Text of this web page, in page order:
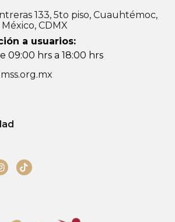
133, 5to piso, Cuauhtémoc,
CDMX
a usuarios:
09:00 hrs a 18:00 hrs